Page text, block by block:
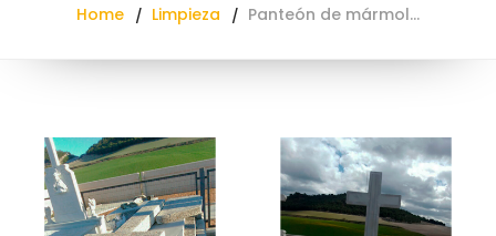
Home Limpieza Panteón de mármol…